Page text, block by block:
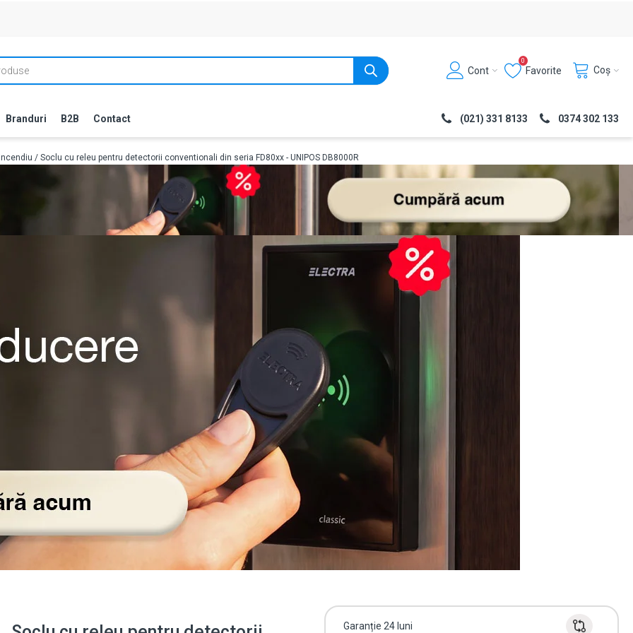
Cont
0
Favorite Coș
Branduri B2B Contact (021) 331 8133 0374 302 133
/ Soclu cu releu pentru detectorii conventionali din seria FD80xx - UNIPOS DB8000R
Garanție 24 luni